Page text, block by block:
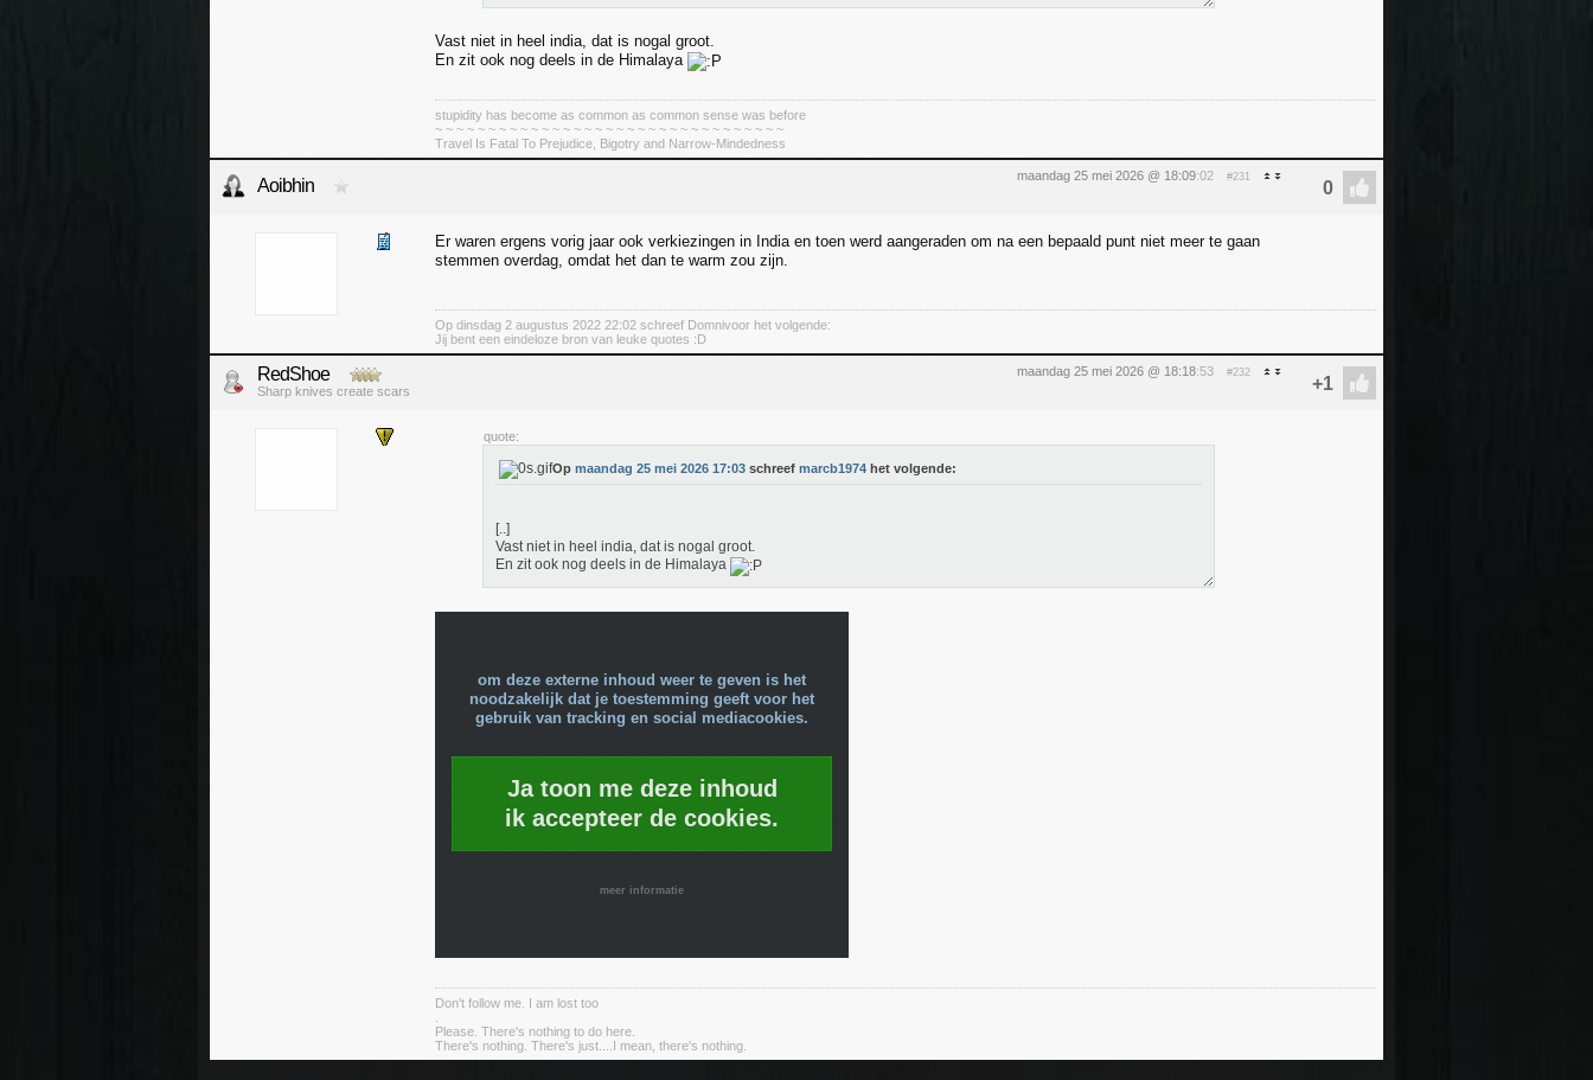
Vast niet in heel india, dat is nogal groot.
En zit ook nog deels in de Himalaya
stupidity has become as common as common sense was before
~ ~ ~ ~ ~ ~ ~ ~ ~ ~ ~ ~ ~ ~ ~ ~ ~ ~ ~ ~ ~ ~ ~ ~ ~ ~ ~ ~ ~ ~ ~ ~ ~
Travel Is Fatal To Prejudice, Bigotry and Narrow-Mindedness
maandag 25 mei 2026 @ 18:09:02 #231
Aoibhin
Er waren ergens vorig jaar ook verkiezingen in India en toen werd aangeraden om na een bepaald punt niet meer te gaan
stemmen overdag, omdat het dan te warm zou zijn.
Op dinsdag 2 augustus 2022 22:02 schreef Domnivoor het volgende:
Jij bent een eindeloze bron van leuke quotes :D
maandag 25 mei 2026 @ 18:18:53 #232
RedShoe
Sharp knives create scars
quote:
Op maandag 25 mei 2026 17:03 schreef marcb1974 het volgende:
[..]
Vast niet in heel india, dat is nogal groot.
En zit ook nog deels in de Himalaya
om deze externe inhoud weer te geven is het
noodzakelijk dat je toestemming geeft voor het
gebruik van tracking en social mediacookies.
Ja toon me deze inhoud
ik accepteer de cookies.
meer informatie
Don't follow me. I am lost too
Please. There's nothing to do here.
There's nothing. There's just....I mean, there's nothing.